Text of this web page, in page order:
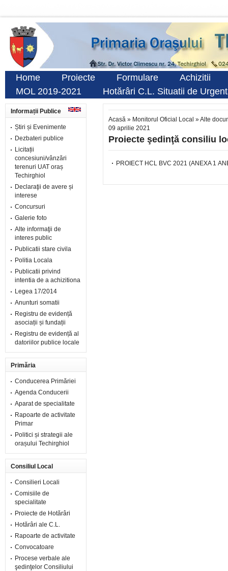
Home Proiecte Formulare
Achizitii
MOL 2019-2021
Hotărâri C.L. Situatii de
Informații Publice
Știri și Evenimente
Dezbateri publice
Licitații
concesiuni/vânzări
terenuri UAT oraș
Techirghiol
Declaraţii de avere și
interese
Concursuri
Galerie foto
Alte informaţii de
interes public
Publicatii stare civila
Politia Locala
Publicatii privind
intentia de a achizitiona
Legea 17/2014
Anunturi somatii
Registru de evidență
asociații și fundații
Registru de evidență al
datoriilor publice locale
Primăria
Conducerea Primăriei
Agenda Conducerii
Aparat de specialitate
Rapoarte de activitate
Primar
Politici și strategii ale
orașului Techirghiol
Consiliul Local
Consilieri Locali
Comisiile de
specialitate
Proiecte de Hotărâri
Hotărâri ale C.L.
Rapoarte de activitate
Convocatoare
Procese verbale ale
şedinţelor Consiliului
Acasă » Monitorul Oficial Local »Alte
09 aprilie 2021
Proiecte şedinţă consiliu
PROIECT HCL BVC 2021 (ANEXA 1